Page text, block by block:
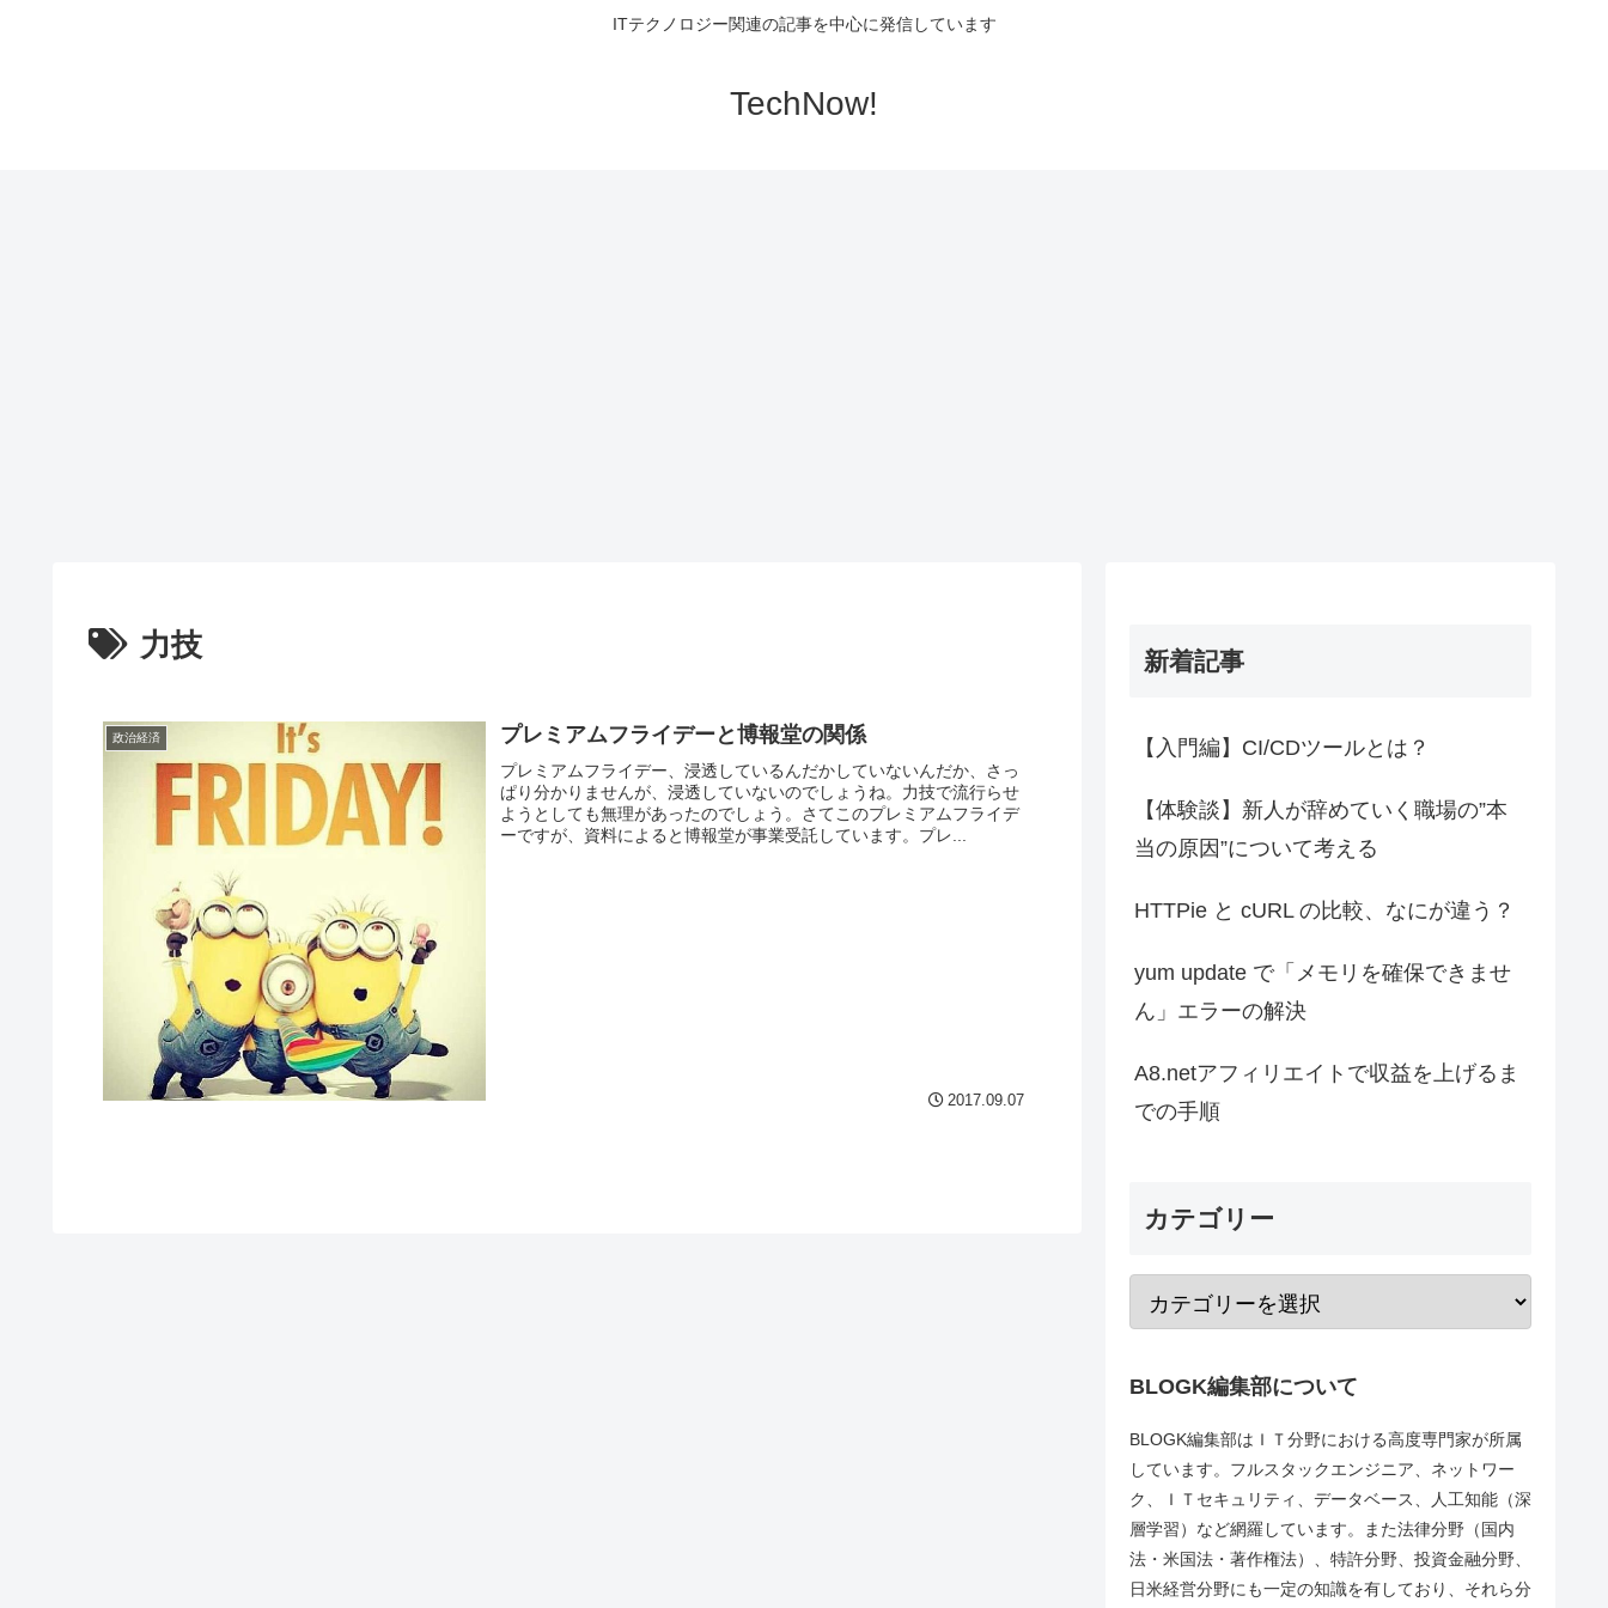
ITテクノロジー関連の記事を中心に発信しています
TechNow!
力技
政治経済 プレミアムフライデーと博報堂の関係
プレミアムフライデー、浸透しているんだかしていないんだか、さっ
ぱり分かりませんが、浸透していないのでしょうね。力技で流行らせ
ようとしても無理があったのでしょう。さてこのプレミアムフライデ
ーですが、資料によると博報堂が事業受託しています。プレ...
2017.09.07
新着記事
【入門編】CI/CDツールとは？
【体験談】新人が辞めていく職場の”本
当の原因”について考える
HTTPie と cURL の比較、なにが違う？
yum update で「メモリを確保できませ
ん」エラーの解決
A8.netアフィリエイトで収益を上げるま
での手順
カテゴリー
BLOGK編集部について
BLOGK編集部はＩＴ分野における高度専門家が所属
しています。フルスタックエンジニア、ネットワー
ク、ＩＴセキュリティ、データベース、人工知能（深
層学習）など網羅しています。また法律分野（国内
法・米国法・著作権法）、特許分野、投資金融分野、
日米経営分野にも一定の知識を有しており、それら分